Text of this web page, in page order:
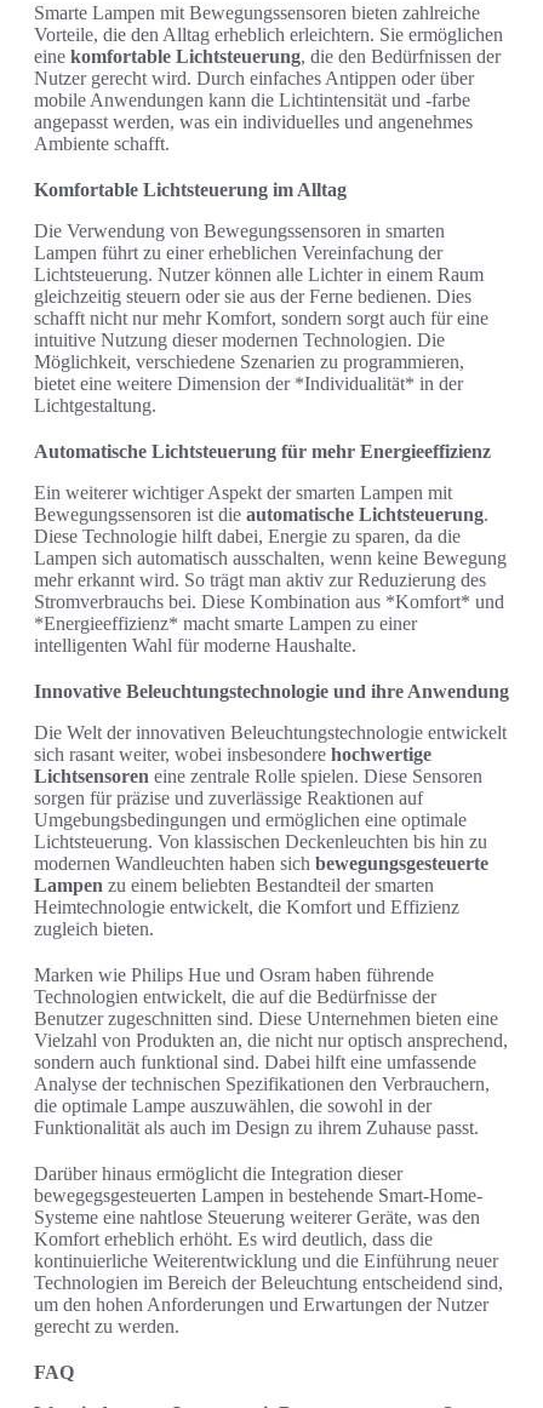
Smarte Lampen mit Bewegungssensoren bieten zahlreiche
Vorteile, die den Alltag erheblich erleichtern. Sie ermöglichen
eine komfortable Lichtsteuerung, die den Bedürfnissen der
Nutzer gerecht wird. Durch einfaches Antippen oder über
mobile Anwendungen kann die Lichtintensität und -farbe
angepasst werden, was ein individuelles und angenehmes
Ambiente schafft.
Komfortable Lichtsteuerung im Alltag
Die Verwendung von Bewegungssensoren in smarten
Lampen führt zu einer erheblichen Vereinfachung der
Lichtsteuerung. Nutzer können alle Lichter in einem Raum
gleichzeitig steuern oder sie aus der Ferne bedienen. Dies
schafft nicht nur mehr Komfort, sondern sorgt auch für eine
intuitive Nutzung dieser modernen Technologien. Die
Möglichkeit, verschiedene Szenarien zu programmieren,
bietet eine weitere Dimension der *Individualität* in der
Lichtgestaltung.
Automatische Lichtsteuerung für mehr Energieeffizienz
Ein weiterer wichtiger Aspekt der smarten Lampen mit
Bewegungssensoren ist die automatische Lichtsteuerung.
Diese Technologie hilft dabei, Energie zu sparen, da die
Lampen sich automatisch ausschalten, wenn keine Bewegung
mehr erkannt wird. So trägt man aktiv zur Reduzierung des
Stromverbrauchs bei. Diese Kombination aus *Komfort* und
*Energieeffizienz* macht smarte Lampen zu einer
intelligenten Wahl für moderne Haushalte.
Innovative Beleuchtungstechnologie und ihre Anwendung
Die Welt der innovativen Beleuchtungstechnologie entwickelt
sich rasant weiter, wobei insbesondere hochwertige
Lichtsensoren eine zentrale Rolle spielen. Diese Sensoren
sorgen für präzise und zuverlässige Reaktionen auf
Umgebungsbedingungen und ermöglichen eine optimale
Lichtsteuerung. Von klassischen Deckenleuchten bis hin zu
modernen Wandleuchten haben sich bewegungsgesteuerte
Lampen zu einem beliebten Bestandteil der smarten
Heimtechnologie entwickelt, die Komfort und Effizienz
zugleich bieten.
Marken wie Philips Hue und Osram haben führende
Technologien entwickelt, die auf die Bedürfnisse der
Benutzer zugeschnitten sind. Diese Unternehmen bieten eine
Vielzahl von Produkten an, die nicht nur optisch ansprechend,
sondern auch funktional sind. Dabei hilft eine umfassende
Analyse der technischen Spezifikationen den Verbrauchern,
die optimale Lampe auszuwählen, die sowohl in der
Funktionalität als auch im Design zu ihrem Zuhause passt.
Darüber hinaus ermöglicht die Integration dieser
bewegegsgesteuerten Lampen in bestehende Smart-Home-
Systeme eine nahtlose Steuerung weiterer Geräte, was den
Komfort erheblich erhöht. Es wird deutlich, dass die
kontinuierliche Weiterentwicklung und die Einführung neuer
Technologien im Bereich der Beleuchtung entscheidend sind,
um den hohen Anforderungen und Erwartungen der Nutzer
gerecht zu werden.
FAQ